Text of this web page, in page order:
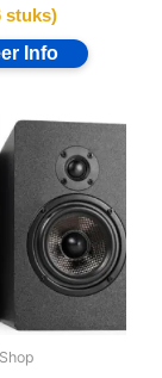
stuks)
Shop